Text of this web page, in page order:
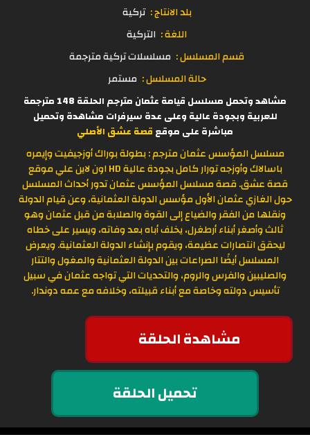
بلد الانتاج : تركية
اللغة : التركية
قسم المسلسل : مسلسلات تركية مترجمة
حالة المسلسل : مستمر
مشاهد وتحمل مسلسل قيامة عثمان مترجم الحلقة 148 مترجمة
للعربية وبجودة عالية وعلى عدة سيرفرات مشاهدة وتحميل
مباشرة على موقع قصة عشق الأصلي
مسلسل المؤسس عثمان مترجم : بطولة بوراك أوزجيفيت وإيمره
باسالاك وأوزجه تورار كامل بجودة عالية HD اون لاين علي موقع
قصة عشق. قصة مسلسل المؤسس عثمان تدور أحداث المسلسل
حول الغازي عثمان الأول مؤسس الدولة العثمانية، وعن قيام الدولة
ونقلها من الفقر والضياع إلى القوة والصلابة من قبل عثمان وهو
ثالث وأصغر أبناء أرطغرل، يخلف أباه بعد وفاته، ويسير على خطاه
ليحقق انتصارات عظيمة، ويقوم بإنشاء الدولة العثمانية. ويعرض
المسلسل أيضًا الصراعات بين الدولة العثمانية والمغول والتتار
والصليبين والفرس والروم، والتحديات التي تواجه عثمان في سبيل
تأسيس دولته وخاصة مع أبناء قبيلته، وخلافه مع عمه دوندار.
مشاهدة الحلقة
تحميل الحلقة